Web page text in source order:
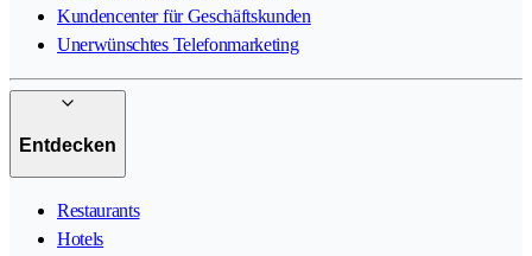
Kundencenter für Geschäftskunden
Unerwünschtes Telefonmarketing
Entdecken
Restaurants
Hotels